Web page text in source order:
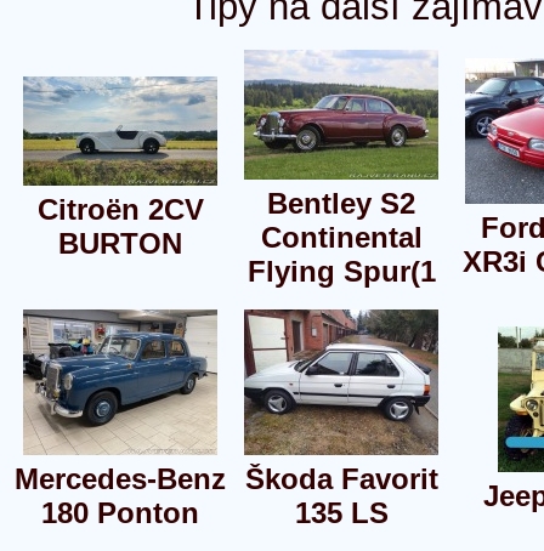
Citroën 2CV
BURTON
Bentley S2
Continental
Flying Spur(1
XR3i
Mercedes-Benz
180 Ponton
Škoda Favorit
135 LS